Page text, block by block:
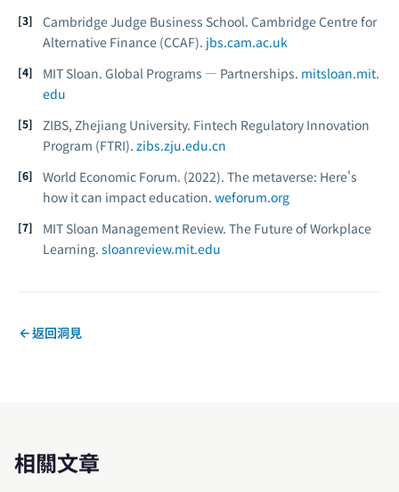
Cambridge Judge Business School. Cambridge Centre for
Alternative Finance (CCAF). jbs.cam.ac.uk
MIT Sloan. Global Programs — Partnerships. mitsloan.mit.
edu
ZIBS, Zhejiang University. Fintech Regulatory Innovation
Program (FTRI). zibs.zju.edu.cn
World Economic Forum. (2022). The metaverse: Here's
how it can impact education. weforum.org
MIT Sloan Management Review. The Future of Workplace
Learning. sloanreview.mit.edu
返回洞見
相關文章